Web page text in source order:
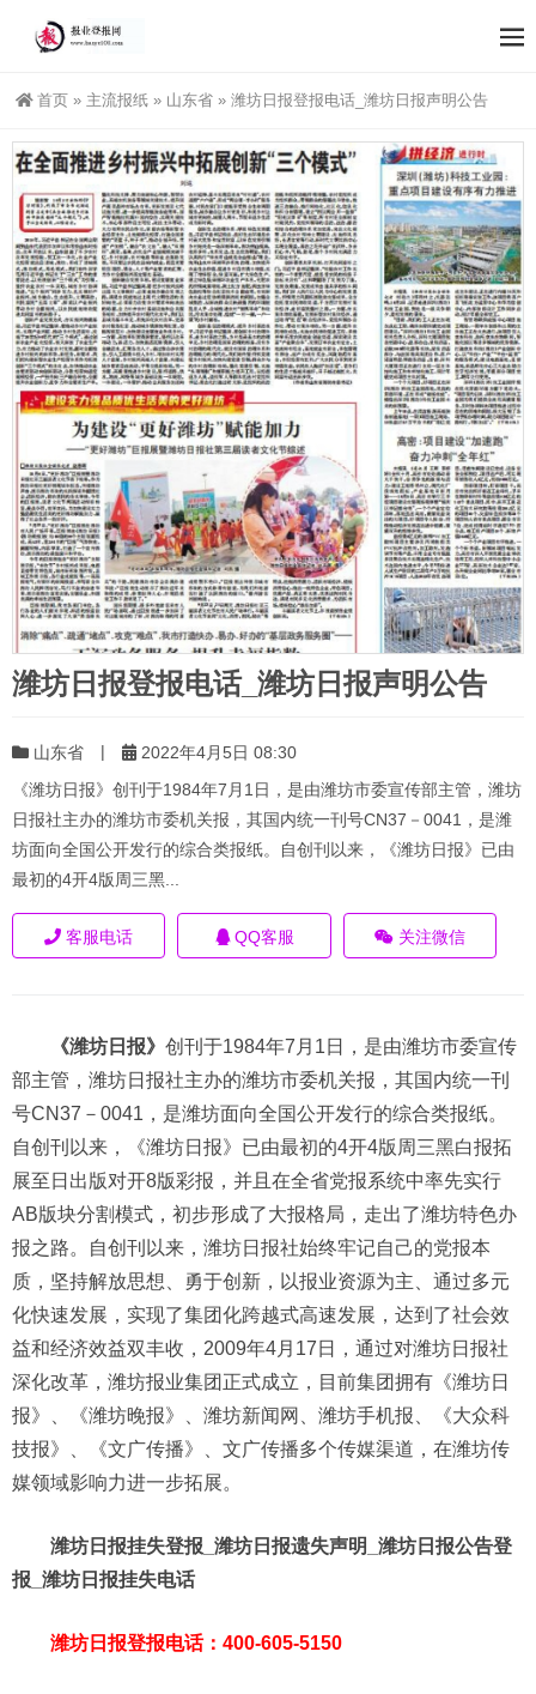
首页 » 主流报纸 » 山东省 » 潍坊日报登报电话_潍坊日报声明公告
潍坊日报登报电话_潍坊日报声明公告
山东省 |
2022年4月5日 08:30
《潍坊日报》创刊于1984年7月1日，是由潍坊市委宣传部主管，潍坊
日报社主办的潍坊市委机关报，其国内统一刊号CN37－0041，是潍
坊面向全国公开发行的综合类报纸。自创刊以来，《潍坊日报》已由
最初的4开4版周三黑...
客服电话 QQ客服 关注微信
《潍坊日报》 创刊于1984年7月1日，是由潍坊市委宣传
部主管，潍坊日报社主办的潍坊市委机关报，其国内统一刊
号CN37－0041，是潍坊面向全国公开发行的综合类报纸。
自创刊以来，《潍坊日报》已由最初的4开4版周三黑白报拓
展至日出版对开8版彩报，并且在全省党报系统中率先实行
AB版块分割模式，初步形成了大报格局，走出了潍坊特色办
报之路。自创刊以来，潍坊日报社始终牢记自己的党报本
质，坚持解放思想、勇于创新，以报业资源为主、通过多元
化快速发展，实现了集团化跨越式高速发展，达到了社会效
益和经济效益双丰收，2009年4月17日，通过对潍坊日报社
深化改革，潍坊报业集团正式成立，目前集团拥有《潍坊日
报》、《潍坊晚报》、潍坊新闻网、潍坊手机报、《大众科
技报》、《文广传播》、文广传播多个传媒渠道，在潍坊传
媒领域影响力进一步拓展。
潍坊日报挂失登报_潍坊日报遗失声明_潍坊日报公告登
报_潍坊日报挂失电话
潍坊日报登报电话：400-605-5150